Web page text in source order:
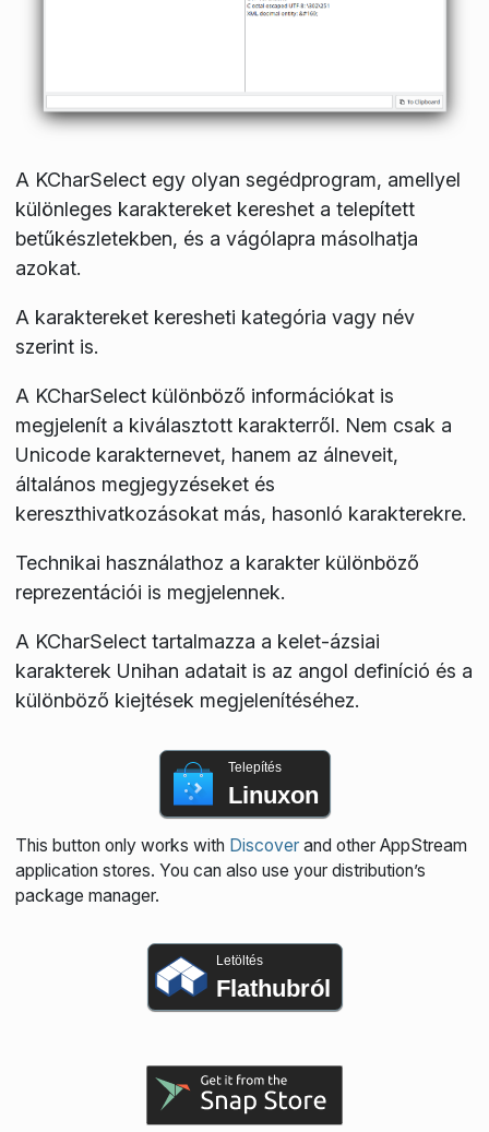
A KCharSelect egy olyan segédprogram, amellyel
különleges karaktereket kereshet a telepített
betűkészletekben, és a vágólapra másolhatja
azokat.
A karaktereket keresheti kategória vagy név
szerint is.
A KCharSelect különböző információkat is
megjelenít a kiválasztott karakterről. Nem csak a
Unicode karakternevet, hanem az álneveit,
általános megjegyzéseket és
kereszthivatkozásokat más, hasonló karakterekre.
Technikai használathoz a karakter különböző
reprezentációi is megjelennek.
A KCharSelect tartalmazza a kelet-ázsiai
karakterek Unihan adatait is az angol definíció és a
különböző kiejtések megjelenítéséhez.
Telepítés
Linuxon
This button only works with Discoverand other AppStream
application stores. You can also use your distribution’s
package manager.
Letöltés
Flathubról